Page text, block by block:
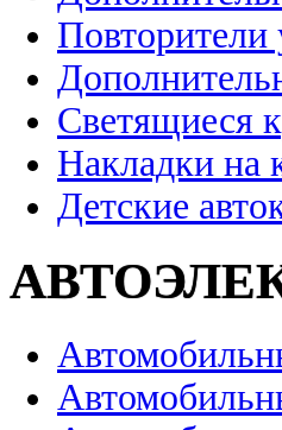
Повторители
Светящиеся
Накладки на
Детские